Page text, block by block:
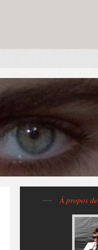
À propos de